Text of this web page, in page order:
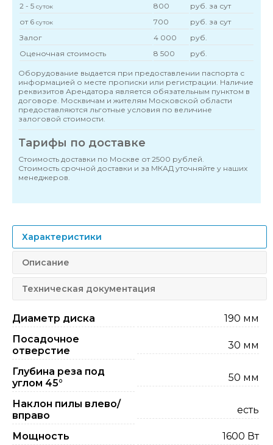
2 - 5 суток 800
руб. за сут
от 6 суток 700
руб. за сут
Залог
4 000
руб.
Оценочная стоимость
8 500 руб.
Оборудование выдается при предоставлении паспорта с
информацией о месте прописки или регистрации. Наличие
реквизитов Арендатора является обязательным пунктом в
договоре. Москвичам и жителям Московской области
предоставляются льготные условия по величине
залоговой стоимости.
Тарифы по доставке
Стоимость доставки по Москве от 2500 рублей.
Стоимость срочной доставки и за МКАД уточняйте у наших
менеджеров.
Характеристики
Описание
Техническая документация
Диаметр диска
190 мм
Посадочное
отверстие
30 мм
Глубина реза под
углом 45°
50 мм
Наклон пилы влево/
вправо
есть
Мощность
1600 Вт